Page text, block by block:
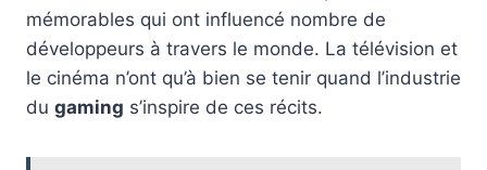
mémorables qui ont influencé nombre de
développeurs à travers le monde. La télévision et
le cinéma n’ont qu’à bien se tenir quand l’industrie
du gaming s’inspire de ces récits.